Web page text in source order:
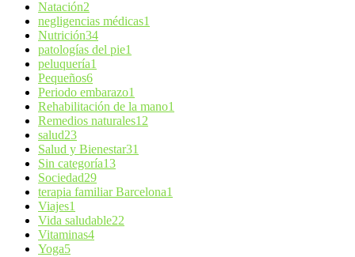
Natación2
negligencias médicas1
Nutrición34
patologías del pie1
peluquería1
Pequeños6
Periodo embarazo1
Rehabilitación de la mano1
Remedios naturales12
salud23
Salud y Bienestar31
Sin categoría13
Sociedad29
terapia familiar Barcelona1
Viajes1
Vida saludable22
Vitaminas4
Yoga5